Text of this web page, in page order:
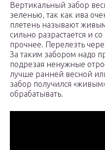
Вертикальный забор
зеленью, так как ива
плетень называют
сильно разрастается и
прочнее. Перелезть
За таким забором надо
подрезая ненужные
лучше ранней весной
забор получился
обрабатывать.